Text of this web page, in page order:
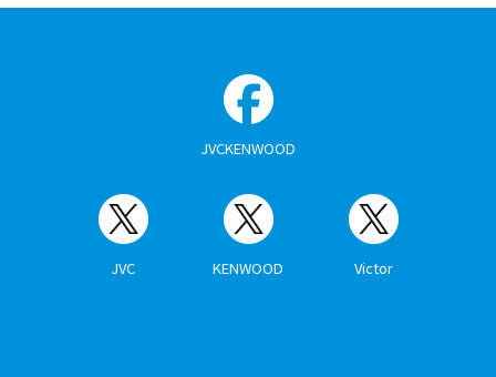
JVCKENWOOD
JVC KENWOOD Victor